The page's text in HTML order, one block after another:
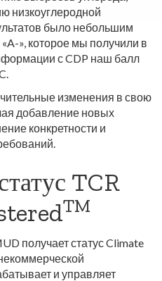
низкоуглеродной
было небольшим
», которое мы получили в
с CDP наш балл
изменения в свою
добавление новых
конкретности и
TCR
TM
получает статус Climate
и управляет